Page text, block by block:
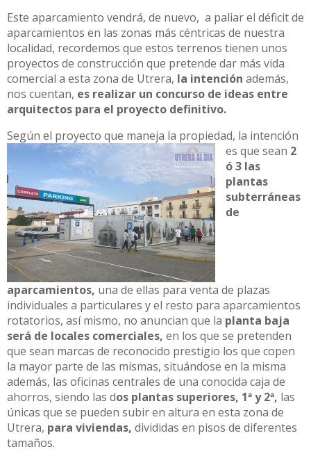
Este aparcamiento vendrá, de nuevo, a paliar el déficit de
aparcamientos en las zonas más céntricas de nuestra
localidad, recordemos que estos terrenos tienen unos
proyectos de construcción que pretende dar más vida
comercial a esta zona de Utrera, la intención además,
nos cuentan, es realizar un concurso de ideas entre
arquitectos para el proyecto definitivo.
Según el proyecto que maneja la propiedad, la intención
es que sean 2
ó 3 las
plantas
subterráneas
de
aparcamientos, una de ellas para venta de plazas
individuales a particulares y el resto para aparcamientos
rotatorios, así mismo, no anuncian que la planta baja
será de locales comerciales, en los que se pretenden
que sean marcas de reconocido prestigio los que copen
la mayor parte de las mismas, situándose en la misma
además, las oficinas centrales de una conocida caja de
ahorros, siendo las dos plantas superiores, 1ª y 2ª, las
únicas que se pueden subir en altura en esta zona de
Utrera, para viviendas, divididas en pisos de diferentes
tamaños.